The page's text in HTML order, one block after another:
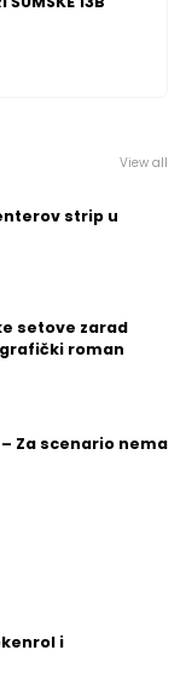
View all
strip u
setove zarad
roman
– Za scenario nema
i